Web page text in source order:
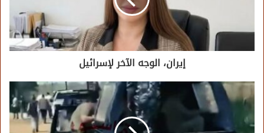
إيران، الوجه الآخر لإسرائيل